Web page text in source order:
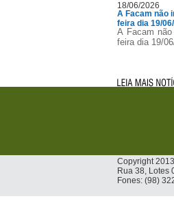
18/06/2026
A Facam não
feira dia 19/
A Facam
feira dia 19/
Copyright
Rua 38, Lotes
Fones: (98)